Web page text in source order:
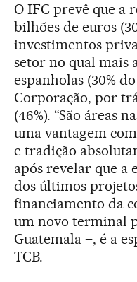
O IFC prevê que a
bilhões de euros
investimentos
setor no qual mais
espanholas (30%
Corporação, por
(46%). “São áreas
uma vantagem
e tradição
após revelar que a
dos últimos
financiamento da
um novo terminal
Guatemala –, é a
TCB.